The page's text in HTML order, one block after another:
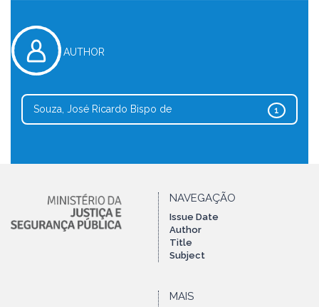
AUTHOR
1
Souza, José Ricardo Bispo de
NAVEGAÇÃO
Issue Date
Author
Title
Subject
MAIS